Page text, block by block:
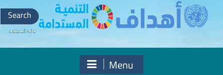
Search
for:
Menu